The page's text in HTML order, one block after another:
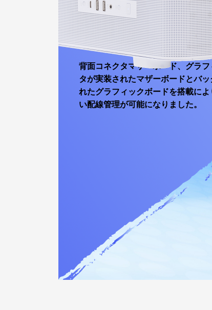
無駄なものを全て省い
洗練されたデザインに
背面コネクタマザーボード、グラ
タが実装されたマザーボードとバ
れたグラフィックボードを搭載に
い配線管理が可能になりました。